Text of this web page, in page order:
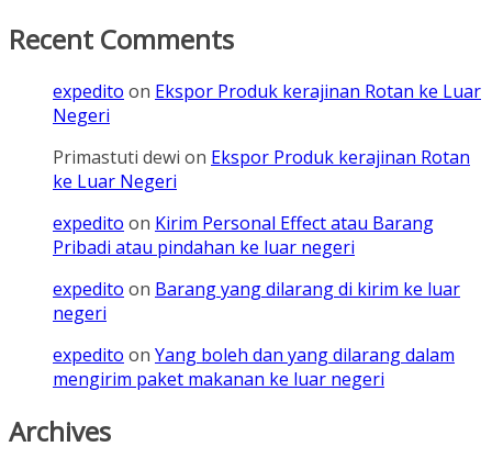
Recent Comments
expedito on Ekspor Produk kerajinan Rotan ke Luar
Negeri
Primastuti dewi on Ekspor Produk kerajinan Rotan
ke Luar Negeri
expedito on Kirim Personal Effect atau Barang
Pribadi atau pindahan ke luar negeri
expedito on Barang yang dilarang di kirim ke luar
negeri
expedito on Yang boleh dan yang dilarang dalam
mengirim paket makanan ke luar negeri
Archives